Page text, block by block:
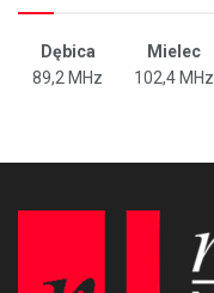
Dębica Mielec
89,2 MHz
102,4 MHz